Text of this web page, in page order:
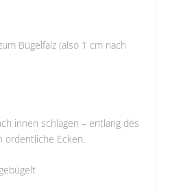
Bügelfalz (also 1 cm nach
innen schlagen – entlang des
ordentliche Ecken.